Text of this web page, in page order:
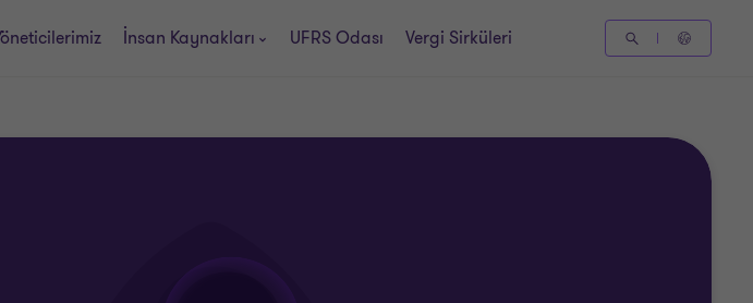
İnsan Kaynakları UFRS Odası Vergi Sirküleri